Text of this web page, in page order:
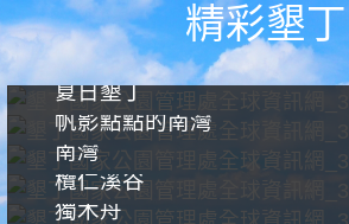
精彩墾丁
夏日墾丁
帆影點點的南灣
南灣
欖仁溪谷
獨木舟